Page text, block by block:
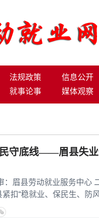
法规政策 信息公开
就事论事 媒体观察
守底线——眉县失
县劳动就业服务中心
“稳就业、保民生、防风